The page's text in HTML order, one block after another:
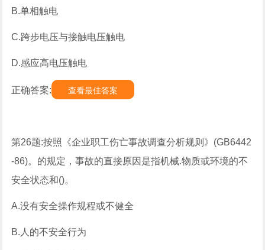
B.单相触电
C.跨步电压与接触电压触电
D.感应高电压触电
正确答案: 查看最佳答案
第26题:按照《企业职工伤亡事故调查分析规则》(GB6442
-86)。的规定，事故的直接原因是指机械.物质或环境的不
安全状态和()。
A.没有安全操作规程或不健全
B.人的不安全行为